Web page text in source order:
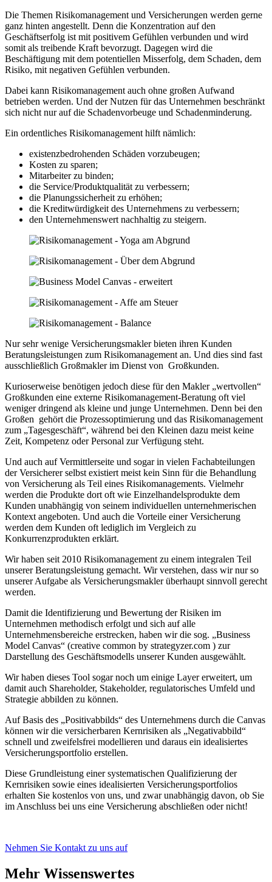
Die Themen Risikomanagement und Versicherungen werden gerne
ganz hinten angestellt. Denn die Konzentration auf den
Geschäftserfolg ist mit positivem Gefühlen verbunden und wird
somit als treibende Kraft bevorzugt. Dagegen wird die
Beschäftigung mit dem potentiellen Misserfolg, dem Schaden, dem
Risiko, mit negativen Gefühlen verbunden.
Dabei kann Risikomanagement auch ohne großen Aufwand
betrieben werden. Und der Nutzen für das Unternehmen beschränkt
sich nicht nur auf die Schadenvorbeuge und Schadenminderung.
Ein ordentliches Risikomanagement hilft nämlich:
existenzbedrohenden Schäden vorzubeugen;
Kosten zu sparen;
Mitarbeiter zu binden;
die Service/Produktqualität zu verbessern;
die Planungssicherheit zu erhöhen;
die Kreditwürdigkeit des Unternehmens zu verbessern;
den Unternehmenswert nachhaltig zu steigern.
Nur sehr wenige Versicherungsmakler bieten ihren Kunden
Beratungsleistungen zum Risikomanagement an. Und dies sind fast
ausschließlich Großmakler im Dienst von Großkunden.
Kurioserweise benötigen jedoch diese für den Makler „wertvollen“
Großkunden eine externe Risikomanagement-Beratung oft viel
weniger dringend als kleine und junge Unternehmen. Denn bei den
Großen gehört die Prozessoptimierung und das Risikomanagement
zum „Tagesgeschäft“, während bei den Kleinen dazu meist keine
Zeit, Kompetenz oder Personal zur Verfügung steht.
Und auch auf Vermittlerseite und sogar in vielen Fachabteilungen
der Versicherer selbst existiert meist kein Sinn für die Behandlung
von Versicherung als Teil eines Risikomanagements. Vielmehr
werden die Produkte dort oft wie Einzelhandelsprodukte dem
Kunden unabhängig von seinem individuellen unternehmerischen
Kontext angeboten. Und auch die Vorteile einer Versicherung
werden dem Kunden oft lediglich im Vergleich zu
Konkurrenzprodukten erklärt.
Wir haben seit 2010 Risikomanagement zu einem integralen Teil
unserer Beratungsleistung gemacht. Wir verstehen, dass wir nur so
unserer Aufgabe als Versicherungsmakler überhaupt sinnvoll gerecht
werden.
Damit die Identifizierung und Bewertung der Risiken im
Unternehmen methodisch erfolgt und sich auf alle
Unternehmensbereiche erstrecken, haben wir die sog. „Business
Model Canvas“ (creative common by strategyzer.com ) zur
Darstellung des Geschäftsmodells unserer Kunden ausgewählt.
Wir haben dieses Tool sogar noch um einige Layer erweitert, um
damit auch Shareholder, Stakeholder, regulatorisches Umfeld und
Strategie abbilden zu können.
Auf Basis des „Positivabbilds“ des Unternehmens durch die Canvas
können wir die versicherbaren Kernrisiken als „Negativabbild“
schnell und zweifelsfrei modellieren und daraus ein idealisiertes
Versicherungsportfolio erstellen.
Diese Grundleistung einer systematischen Qualifizierung der
Kernrisiken sowie eines idealisierten Versicherungsportfolios
erhalten Sie kostenlos von uns, und zwar unabhängig davon, ob Sie
im Anschluss bei uns eine Versicherung abschließen oder nicht!
Nehmen Sie Kontakt zu uns auf
Mehr Wissenswertes